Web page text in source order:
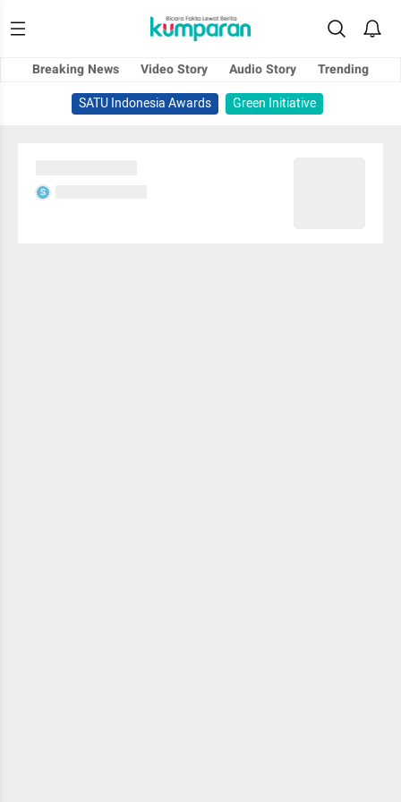
Breaking News Video Story Audio Story
Trending
SATU Indonesia Awards
Green Initiative
S